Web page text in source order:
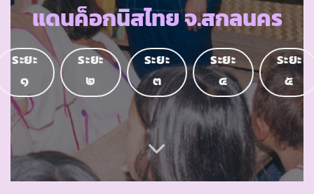
แดนค็อกนิสไทย จ.สกลนคร
ระยะ
๑
ระยะ
๒
ระยะ
๓
ระยะ
๔
ระยะ
๕